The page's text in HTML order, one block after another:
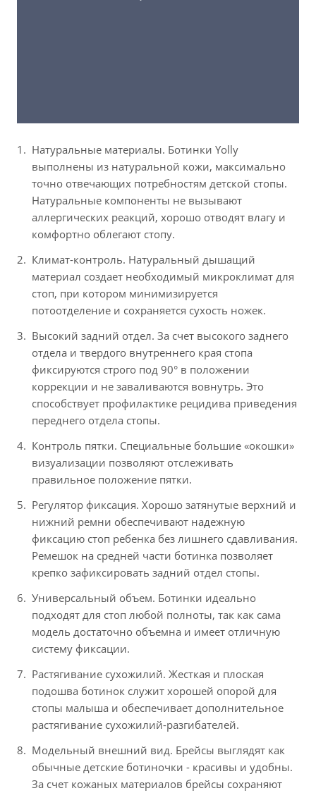
Натуральные материалы. Ботинки Yolly
выполнены из натуральной кожи, максимально
точно отвечающих потребностям детской стопы.
Натуральные компоненты не вызывают
аллергических реакций, хорошо отводят влагу и
комфортно облегают стопу.
Климат-контроль. Натуральный дышащий
материал создает необходимый микроклимат для
стоп, при котором минимизируется
потоотделение и сохраняется сухость ножек.
Высокий задний отдел. За счет высокого заднего
отдела и твердого внутреннего края стопа
фиксируются строго под 90° в положении
коррекции и не заваливаются вовнутрь. Это
способствует профилактике рецидива приведения
переднего отдела стопы.
Контроль пятки. Специальные большие «окошки»
визуализации позволяют отслеживать
правильное положение пятки.
Регулятор фиксация. Хорошо затянутые верхний и
нижний ремни обеспечивают надежную
фиксацию стоп ребенка без лишнего сдавливания.
Ремешок на средней части ботинка позволяет
крепко зафиксировать задний отдел стопы.
Универсальный объем. Ботинки идеально
подходят для стоп любой полноты, так как сама
модель достаточно объемна и имеет отличную
систему фиксации.
Растягивание сухожилий. Жесткая и плоская
подошва ботинок служит хорошей опорой для
стопы малыша и обеспечивает дополнительное
растягивание сухожилий-разгибателей.
Модельный внешний вид. Брейсы выглядят как
обычные детские ботиночки - красивы и удобны.
За счет кожаных материалов брейсы сохраняют